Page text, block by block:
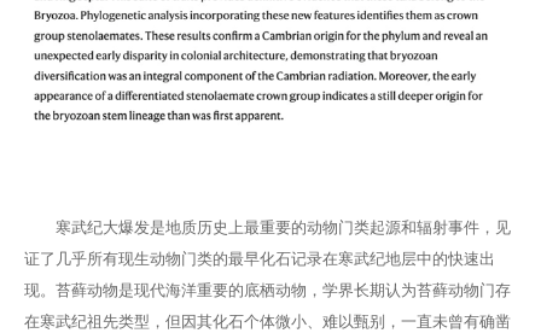
寒武纪大爆发是地质历史上最重要的动物门类起源和辐射事件，见
证了几乎所有现生动物门类的最早化石记录在寒武纪地层中的快速出
现。苔藓动物是现代海洋重要的底栖动物，学界长期认为苔藓动物门存
在寒武纪祖先类型，但因其化石个体微小、难以甄别，一直未曾有确凿